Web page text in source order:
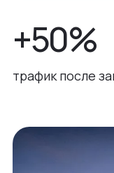
+50%
трафик после